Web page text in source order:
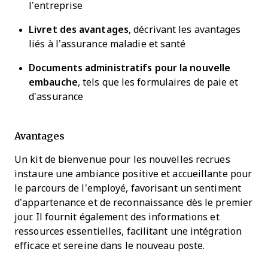
l’entreprise
Livret des avantages, décrivant les avantages
liés à l’assurance maladie et santé
Documents administratifs pour la nouvelle
embauche, tels que les formulaires de paie et
d’assurance
Avantages
Un kit de bienvenue pour les nouvelles recrues
instaure une ambiance positive et accueillante pour
le parcours de l’employé, favorisant un sentiment
d’appartenance et de reconnaissance dès le premier
jour. Il fournit également des informations et
ressources essentielles, facilitant une intégration
efficace et sereine dans le nouveau poste.